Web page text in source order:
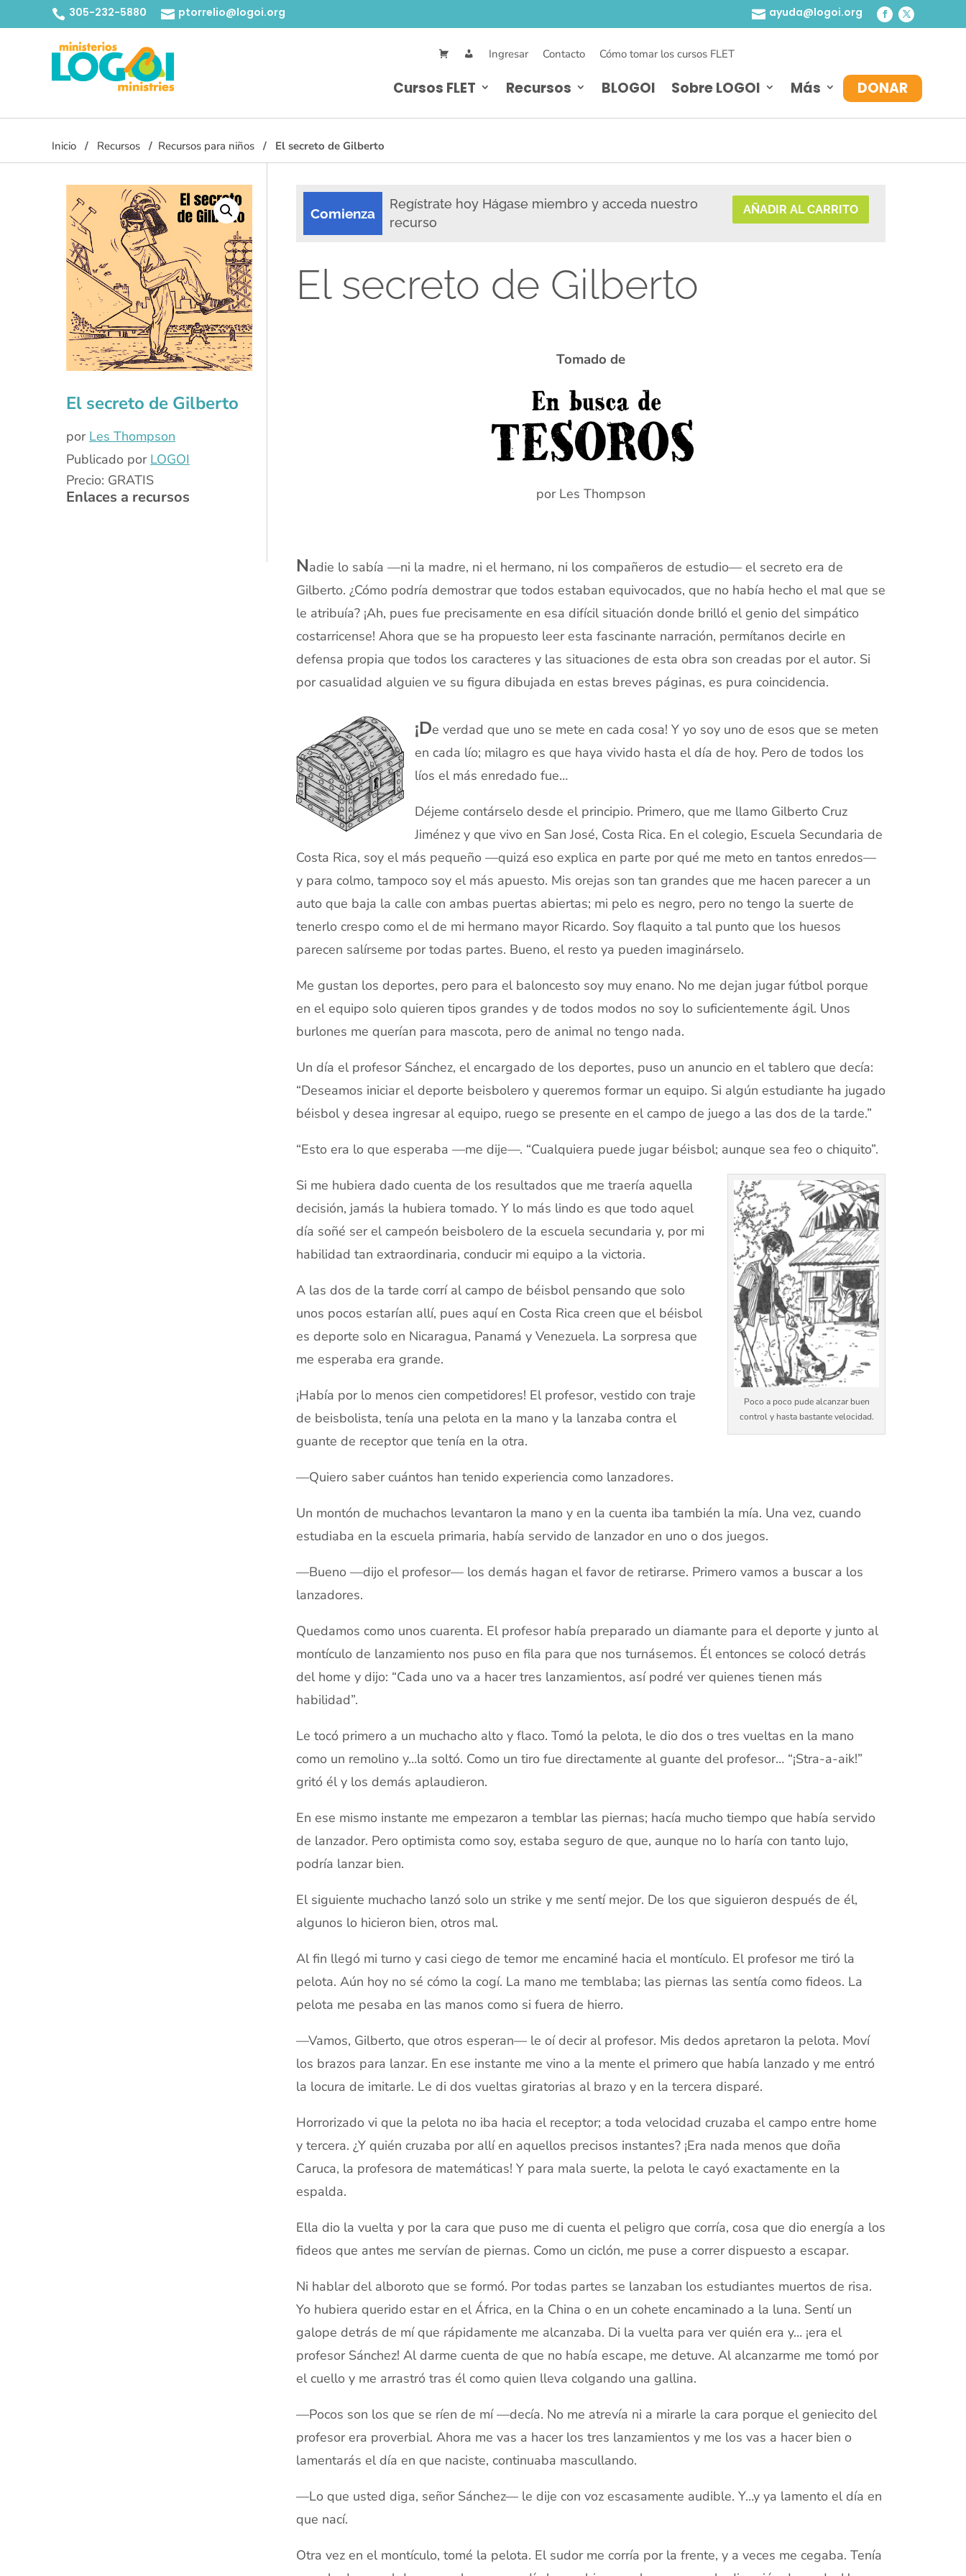
 305-232-5880  ptorrelio@logoi.org  ayuda@logoi.org
Ingresar Contacto Cómo tomar los cursos FLET
Cursos FLET Recursos BLOGOI Sobre LOGOI Más DONAR
Inicio Recursos Recursos para niños El secreto de Gilberto
El secreto de Gilberto
por Les Thompson
Publicado por LOGOI
Precio: GRATIS
Enlaces a recursos
Comienza
Regístrate hoy Hágase miembro y acceda nuestro
recurso
AÑADIR AL CARRITO
El secreto de Gilberto
Tomado de
por Les Thompson
Nadie lo sabía —ni la madre, ni el hermano, ni los compañeros de estudio— el secreto era de
Gilberto. ¿Cómo podría demostrar que todos estaban equivocados, que no había hecho el mal que se
le atribuía? ¡Ah, pues fue precisamente en esa difícil situación donde brilló el genio del simpático
costarricense! Ahora que se ha propuesto leer esta fascinante narración, permítanos decirle en
defensa propia que todos los caracteres y las situaciones de esta obra son creadas por el autor. Si
por casualidad alguien ve su figura dibujada en estas breves páginas, es pura coincidencia.
¡De verdad que uno se mete en cada cosa! Y yo soy uno de esos que se meten
en cada lío; milagro es que haya vivido hasta el día de hoy. Pero de todos los
líos el más enredado fue…
Déjeme contárselo desde el principio. Primero, que me llamo Gilberto Cruz
Jiménez y que vivo en San José, Costa Rica. En el colegio, Escuela Secundaria de
Costa Rica, soy el más pequeño —quizá eso explica en parte por qué me meto en tantos enredos—
y para colmo, tampoco soy el más apuesto. Mis orejas son tan grandes que me hacen parecer a un
auto que baja la calle con ambas puertas abiertas; mi pelo es negro, pero no tengo la suerte de
tenerlo crespo como el de mi hermano mayor Ricardo. Soy flaquito a tal punto que los huesos
parecen salírseme por todas partes. Bueno, el resto ya pueden imaginárselo.
Me gustan los deportes, pero para el baloncesto soy muy enano. No me dejan jugar fútbol porque
en el equipo solo quieren tipos grandes y de todos modos no soy lo suficientemente ágil. Unos
burlones me querían para mascota, pero de animal no tengo nada.
Un día el profesor Sánchez, el encargado de los deportes, puso un anuncio en el tablero que decía:
“Deseamos iniciar el deporte beisbolero y queremos formar un equipo. Si algún estudiante ha jugado
béisbol y desea ingresar al equipo, ruego se presente en el campo de juego a las dos de la tarde.”
“Esto era lo que esperaba —me dije—. “Cualquiera puede jugar béisbol; aunque sea feo o chiquito”.
Poco a poco pude alcanzar buen
control y hasta bastante velocidad.
Si me hubiera dado cuenta de los resultados que me traería aquella
decisión, jamás la hubiera tomado. Y lo más lindo es que todo aquel
día soñé ser el campeón beisbolero de la escuela secundaria y, por mi
habilidad tan extraordinaria, conducir mi equipo a la victoria.
A las dos de la tarde corrí al campo de béisbol pensando que solo
unos pocos estarían allí, pues aquí en Costa Rica creen que el béisbol
es deporte solo en Nicaragua, Panamá y Venezuela. La sorpresa que
me esperaba era grande.
¡Había por lo menos cien competidores! El profesor, vestido con traje
de beisbolista, tenía una pelota en la mano y la lanzaba contra el
guante de receptor que tenía en la otra.
—Quiero saber cuántos han tenido experiencia como lanzadores.
Un montón de muchachos levantaron la mano y en la cuenta iba también la mía. Una vez, cuando
estudiaba en la escuela primaria, había servido de lanzador en uno o dos juegos.
—Bueno —dijo el profesor— los demás hagan el favor de retirarse. Primero vamos a buscar a los
lanzadores.
Quedamos como unos cuarenta. El profesor había preparado un diamante para el deporte y junto al
montículo de lanzamiento nos puso en fila para que nos turnásemos. Él entonces se colocó detrás
del home y dijo: “Cada uno va a hacer tres lanzamientos, así podré ver quienes tienen más
habilidad”.
Le tocó primero a un muchacho alto y flaco. Tomó la pelota, le dio dos o tres vueltas en la mano
como un remolino y…la soltó. Como un tiro fue directamente al guante del profesor… “¡Stra-a-aik!”
gritó él y los demás aplaudieron.
En ese mismo instante me empezaron a temblar las piernas; hacía mucho tiempo que había servido
de lanzador. Pero optimista como soy, estaba seguro de que, aunque no lo haría con tanto lujo,
podría lanzar bien.
El siguiente muchacho lanzó solo un strike y me sentí mejor. De los que siguieron después de él,
algunos lo hicieron bien, otros mal.
Al fin llegó mi turno y casi ciego de temor me encaminé hacia el montículo. El profesor me tiró la
pelota. Aún hoy no sé cómo la cogí. La mano me temblaba; las piernas las sentía como fideos. La
pelota me pesaba en las manos como si fuera de hierro.
—Vamos, Gilberto, que otros esperan— le oí decir al profesor. Mis dedos apretaron la pelota. Moví
los brazos para lanzar. En ese instante me vino a la mente el primero que había lanzado y me entró
la locura de imitarle. Le di dos vueltas giratorias al brazo y en la tercera disparé.
Horrorizado vi que la pelota no iba hacia el receptor; a toda velocidad cruzaba el campo entre home
y tercera. ¿Y quién cruzaba por allí en aquellos precisos instantes? ¡Era nada menos que doña
Caruca, la profesora de matemáticas! Y para mala suerte, la pelota le cayó exactamente en la
espalda.
Ella dio la vuelta y por la cara que puso me di cuenta el peligro que corría, cosa que dio energía a los
fideos que antes me servían de piernas. Como un ciclón, me puse a correr dispuesto a escapar.
Ni hablar del alboroto que se formó. Por todas partes se lanzaban los estudiantes muertos de risa.
Yo hubiera querido estar en el África, en la China o en un cohete encaminado a la luna. Sentí un
galope detrás de mí que rápidamente me alcanzaba. Di la vuelta para ver quién era y… ¡era el
profesor Sánchez! Al darme cuenta de que no había escape, me detuve. Al alcanzarme me tomó por
el cuello y me arrastró tras él como quien lleva colgando una gallina.
—Pocos son los que se ríen de mí —decía. No me atrevía ni a mirarle la cara porque el geniecito del
profesor era proverbial. Ahora me vas a hacer los tres lanzamientos y me los vas a hacer bien o
lamentarás el día en que naciste, continuaba mascullando.
—Lo que usted diga, señor Sánchez— le dije con voz escasamente audible. Y…y ya lamento el día en
que nací.
Otra vez en el montículo, tomé la pelota. El sudor me corría por la frente, y a veces me cegaba. Tenía